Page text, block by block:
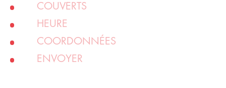
COUVERTS
HEURE
COORDONNÉES
ENVOYER